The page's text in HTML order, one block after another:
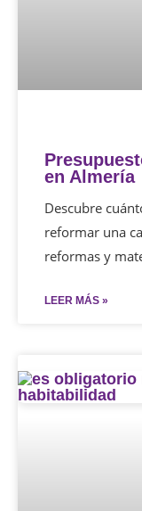
en Almería
Descubre
reformar una
reformas y
LEER MÁS »